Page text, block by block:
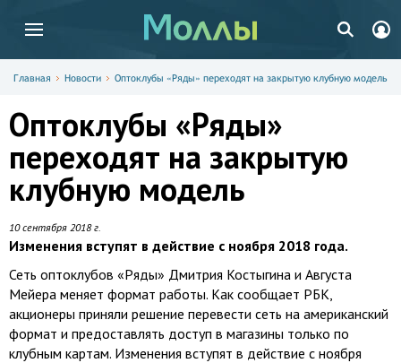
Главная Новости Оптоклубы «Ряды» переходят на закрытую клубную модель
Оптоклубы «Ряды»
переходят на закрытую
клубную модель
10 сентября 2018 г.
Изменения вступят в действие с ноября 2018 года.
Сеть оптоклубов «Ряды» Дмитрия Костыгина и Августа
Мейера меняет формат работы. Как сообщает РБК,
акционеры приняли решение перевести сеть на американский
формат и предоставлять доступ в магазины только по
клубным картам. Изменения вступят в действие с ноября